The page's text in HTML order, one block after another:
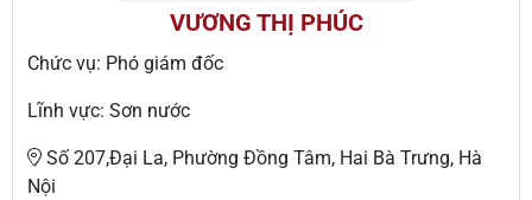
VƯƠNG THỊ PHÚC
Chức vụ: Phó giám đốc
Lĩnh vực: Sơn nước
Số 207,Đại La, Phường Đồng Tâm, Hai Bà Trưng, Hà
Nội